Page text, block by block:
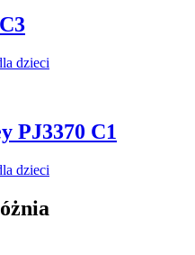
dzieci
PJ3370 C1
dzieci